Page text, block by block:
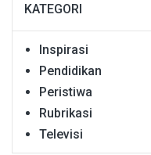
KATEGORI
Inspirasi
Pendidikan
Peristiwa
Rubrikasi
Televisi